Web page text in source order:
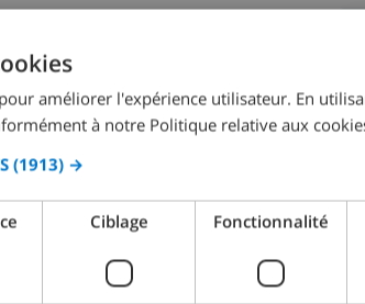
JEU. DIM.
améliorer l'expérience utilisateur. En
à notre Politique relative aux
(1913) →
Ciblage Fonctionnalité